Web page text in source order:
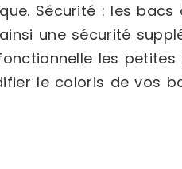
Sécurité : les
une sécurité
les
le coloris de vos